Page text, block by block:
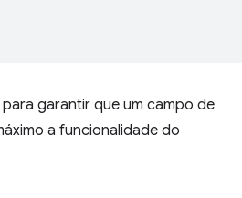
garantir que um campo de
a funcionalidade do